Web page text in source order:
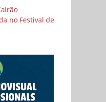
no Festival de